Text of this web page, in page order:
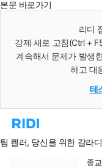
본문 바로가기
리디
강제 새로 고침(Ctrl +
계속해서 문제가 발생
하고 대
테
리
홈
팀 켈러, 당신을 위한 갈라
종교